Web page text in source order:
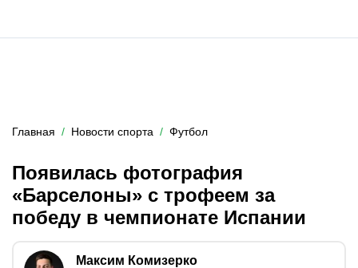
Главная Новости спорта Футбол
Появилась фотография
«Барселоны» с трофеем за
победу в чемпионате Испании
Максим Комизерко